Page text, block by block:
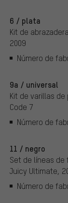
6 / plata
Kit de
2009
Número de
9a / universal
Kit de varillas
Code 7
Número de
11 / negro
Set de líneas de
Juicy Ultimate,
Número de